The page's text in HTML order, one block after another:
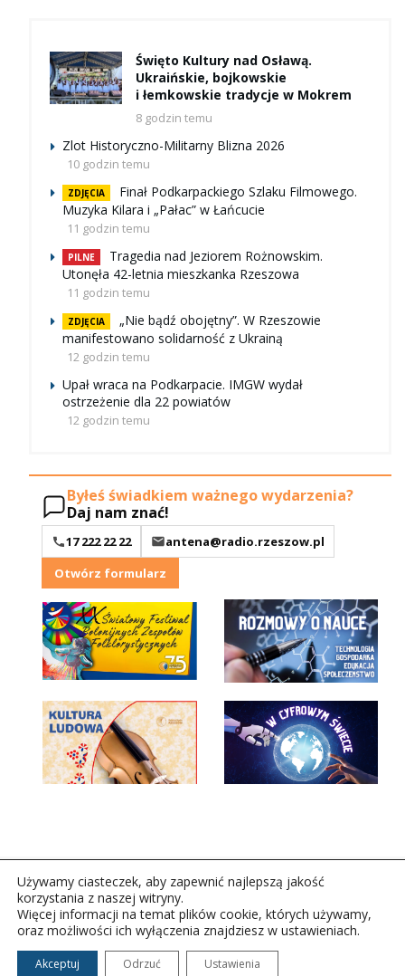
Święto Kultury nad Osławą.
Ukraińskie, bojkowskie
i łemkowskie tradycje w Mokrem
8 godzin temu
Zlot Historyczno-Militarny Blizna 2026
10 godzin temu
ZDJĘCIA
Finał Podkarpackiego Szlaku Filmowego.
Muzyka Kilara i „Pałac” w Łańcucie
11 godzin temu
PILNE
Tragedia nad Jeziorem Rożnowskim.
Utonęła 42-letnia mieszkanka Rzeszowa
11 godzin temu
ZDJĘCIA
„Nie bądź obojętny”. W Rzeszowie
manifestowano solidarność z Ukrainą
12 godzin temu
Upał wraca na Podkarpacie. IMGW wydał
ostrzeżenie dla 22 powiatów
12 godzin temu
Byłeś świadkiem ważnego wydarzenia?
Daj nam znać!
17 222 22 22
antena@radio.rzeszow.pl
Otwórz formularz
Copyright © 2026Polskie Radio Rzeszów S.A. w likwidacj.
Wszelkie prawa zastrzeżone.
Używamy ciasteczek, aby zapewnić najlepszą jakość
korzystania z naszej witryny.
Więcej informacji na temat plików cookie, których używamy,
oraz możliwości ich wyłączenia znajdziesz w ustawieniach.
Akceptuj Odrzuć Ustawienia